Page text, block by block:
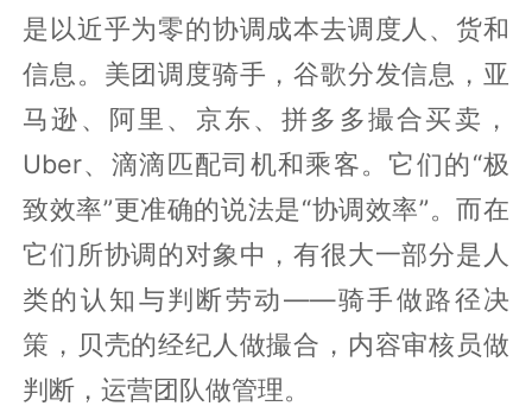
是以近乎为零的协调成本去调度人、货和
信息。美团调度骑手，谷歌分发信息，亚
马逊、阿里、京东、拼多多撮合买卖，
Uber、滴滴匹配司机和乘客。它们的“极
致效率”更准确的说法是“协调效率”。而在
它们所协调的对象中，有很大一部分是人
类的认知与判断劳动——骑手做路径决
策，贝壳的经纪人做撮合，内容审核员做
判断，运营团队做管理。